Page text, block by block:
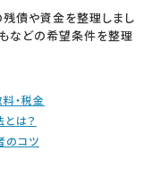
債や資金を整理しまし
もなどの希望条件を整理
・税金
は？
のコツ